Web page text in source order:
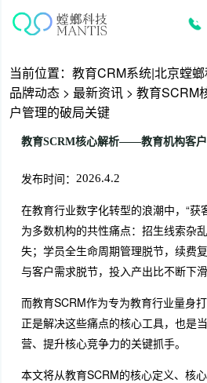
当前位置： 教育CRM系统|北京螳
品牌动态 > 最新资讯 > 教育SCRM
户管理的破局关键
教育SCRM核心解析——教育机构客
发布时间： 2026.4.2
在教育行业数字化转型的浪潮中，“获
为多数机构的共性痛点：招生线索杂
失；学员全生命周期管理脱节，续费
与客户需求脱节，投入产出比不断下滑
而教育SCRM作为专为教育行业量身
正是解决这些痛点的核心工具，也是
营、提升核心竞争力的关键抓手。
本文将从教育SCRM的核心定义、核